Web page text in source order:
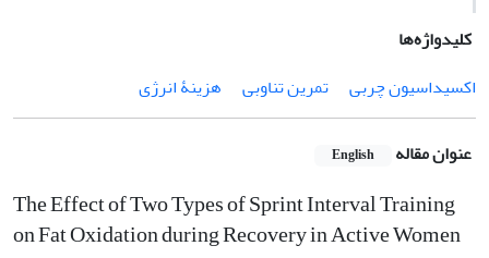
کلیدواژه‌ها
اکسیداسیون چربی
تمرین تناوبی هزینۀ انرژی
عنوان مقاله English
The Effect of Two Types of Sprint Interval Training
on Fat Oxidation during Recovery in Active Women